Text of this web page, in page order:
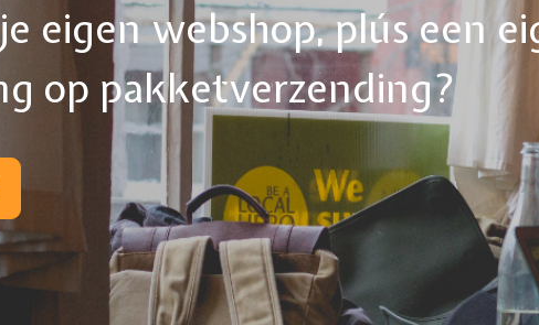
eigen webshop, plús een
op pakketverzending?